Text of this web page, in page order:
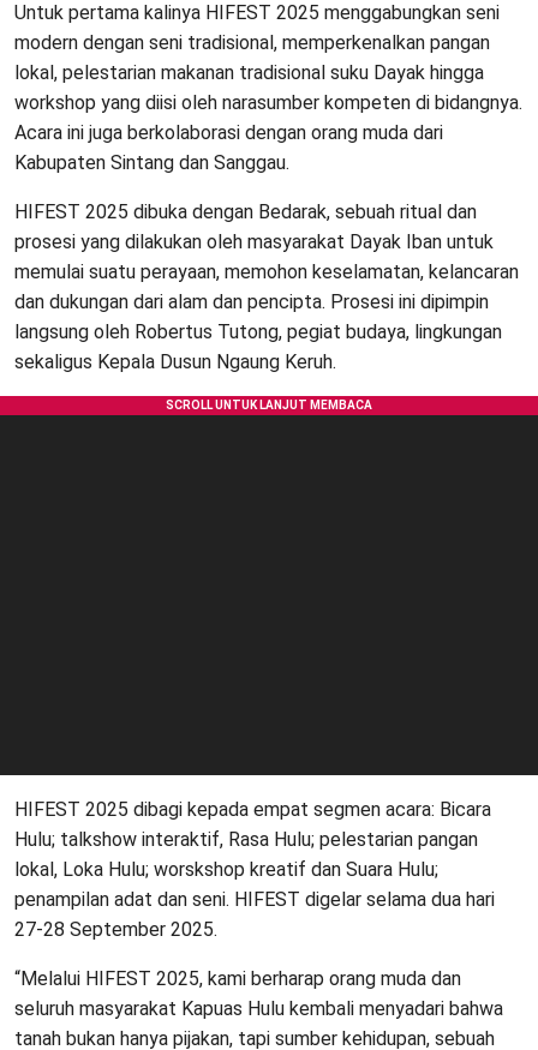
Untuk pertama kalinya HIFEST 2025 menggabungkan seni
modern dengan seni tradisional, memperkenalkan pangan
lokal, pelestarian makanan tradisional suku Dayak hingga
workshop yang diisi oleh narasumber kompeten di bidangnya.
Acara ini juga berkolaborasi dengan orang muda dari
Kabupaten Sintang dan Sanggau.
HIFEST 2025 dibuka dengan Bedarak, sebuah ritual dan
prosesi yang dilakukan oleh masyarakat Dayak Iban untuk
memulai suatu perayaan, memohon keselamatan, kelancaran
dan dukungan dari alam dan pencipta. Prosesi ini dipimpin
langsung oleh Robertus Tutong, pegiat budaya, lingkungan
sekaligus Kepala Dusun Ngaung Keruh.
HIFEST 2025 dibagi kepada empat segmen acara: Bicara
Hulu; talkshow interaktif, Rasa Hulu; pelestarian pangan
lokal, Loka Hulu; worskshop kreatif dan Suara Hulu;
penampilan adat dan seni. HIFEST digelar selama dua hari
27-28 September 2025.
“Melalui HIFEST 2025, kami berharap orang muda dan
seluruh masyarakat Kapuas Hulu kembali menyadari bahwa
tanah bukan hanya pijakan, tapi sumber kehidupan, sebuah